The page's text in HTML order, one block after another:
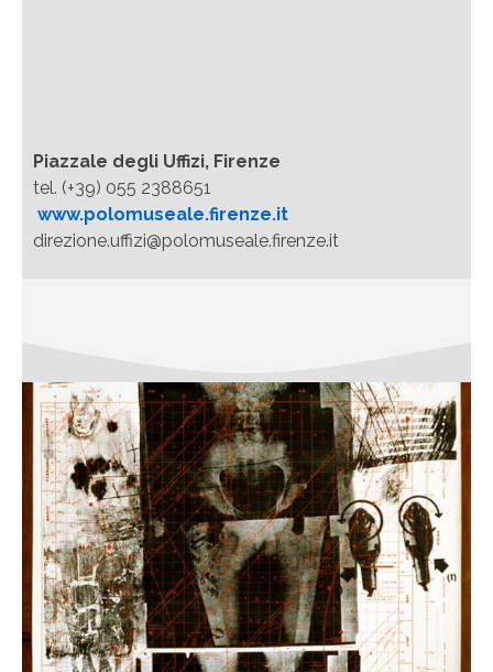
Piazzale degli Uffizi, Firenze
tel. (+39) 055 2388651
www.polomuseale.firenze.it
direzione.uffizi@polomuseale.firenze.it